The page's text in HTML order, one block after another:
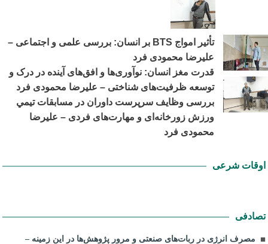
تأثیر امواج BTS بر انسان: بررسی علمی و اجتماعی –
علیرضا محمودی فرد
قدرت مغز انسان: نوآوری‌ها و افق‌های آینده در درک و
توسعه ظرفیت‌های شناختی – علیرضا محمودی فرد
بررسی وظايف سرپرست داوران در مسابقات تیمي
ورزش زورخانه‌ای و مهارت‌های فردی – علیرضا
محمودی فرد
اوقات شرعی
تصادفی
مصرف انرژی در ربات‌های صنعتی و مرور پژوهش‌ها در این زمینه –